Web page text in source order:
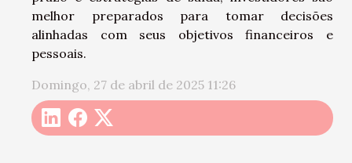
melhor preparados para tomar decisões
alinhadas com seus objetivos financeiros e
pessoais.
Domingo, 27 de abril de 2025 11:26